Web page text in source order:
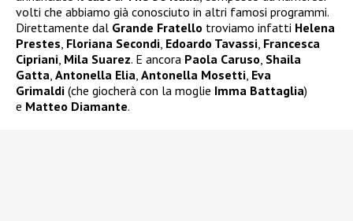
volti che abbiamo già conosciuto in altri famosi programmi.
Direttamente dal Grande Fratello troviamo infatti Helena
Prestes, Floriana Secondi, Edoardo Tavassi, Francesca
Cipriani, Mila Suarez. E ancora Paola Caruso, Shaila
Gatta, Antonella Elia, Antonella Mosetti, Eva
Grimaldi (che giocherà con la moglie Imma Battaglia)
e Matteo Diamante.